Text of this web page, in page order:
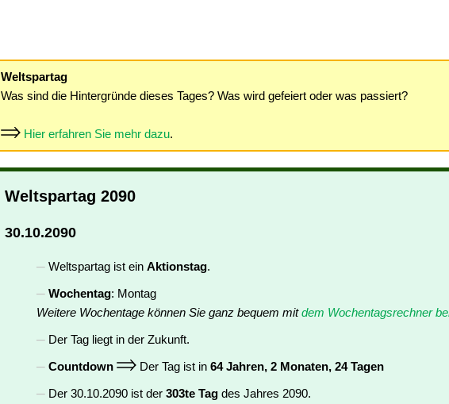
Weltspartag
Was sind die Hintergründe dieses Tages? Was wird gefeiert oder was passiert?
Hier erfahren Sie mehr dazu.
Weltspartag 2090
30.10.2090
Weltspartag ist ein Aktionstag.
Wochentag: Montag
Weitere Wochentage können Sie ganz bequem mitdem Wochentagsrechner
Der Tag liegt in der Zukunft.
Countdown
Der Tag ist in 64 Jahren, 2 Monaten, 24 Tagen
Der 30.10.2090 ist der 303te Tag des Jahres 2090.